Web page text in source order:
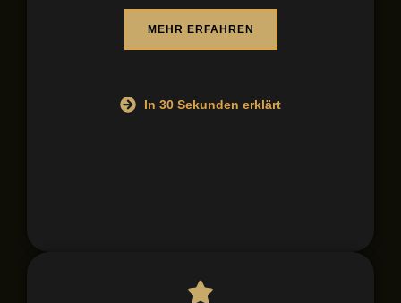
MEHR ERFAHREN
In 30 Sekunden erklärt